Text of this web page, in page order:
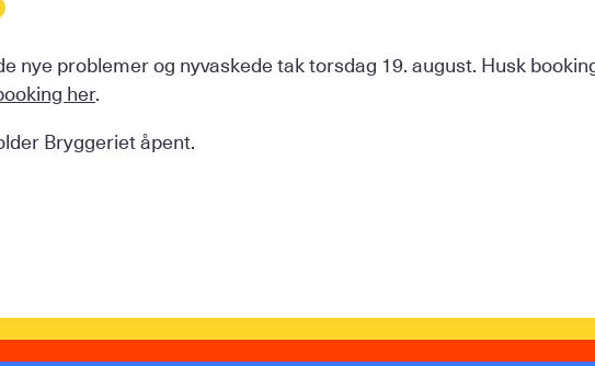
nye problemer og nyvaskede tak torsdag 19. august. Husk
her.
Bryggeriet åpent.